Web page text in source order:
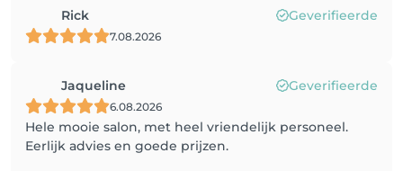
Rick Geverifieerde
7.08.2026
Jaqueline Geverifieerde
6.08.2026
Hele mooie salon, met heel vriendelijk personeel.
Eerlijk advies en goede prijzen.